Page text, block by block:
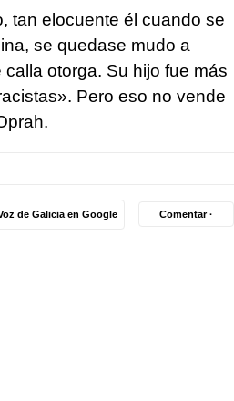
tan elocuente él cuando se
se quedase mudo a
otorga. Su hijo fue más
Pero eso no vende
de Galicia en Google Comentar ·